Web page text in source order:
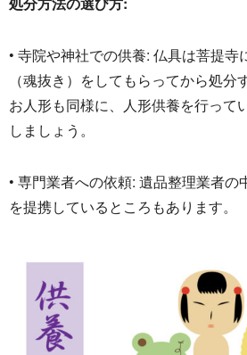
• 寺院や神社での供養: 仏具は菩提寺
（魂抜き）をしてもらってから処分
お人形も同様に、 人形供養を行って
しましょう。
• 専門業者への依頼: 遺品整理業者の
を提携しているところもあります。